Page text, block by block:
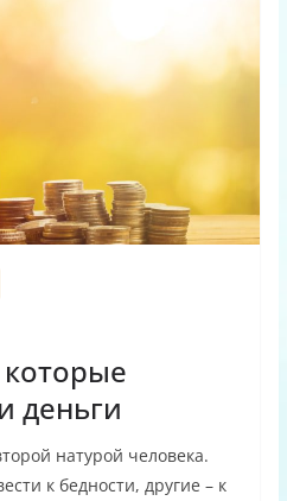
деньги
натурой человека.
к бедности, другие – к